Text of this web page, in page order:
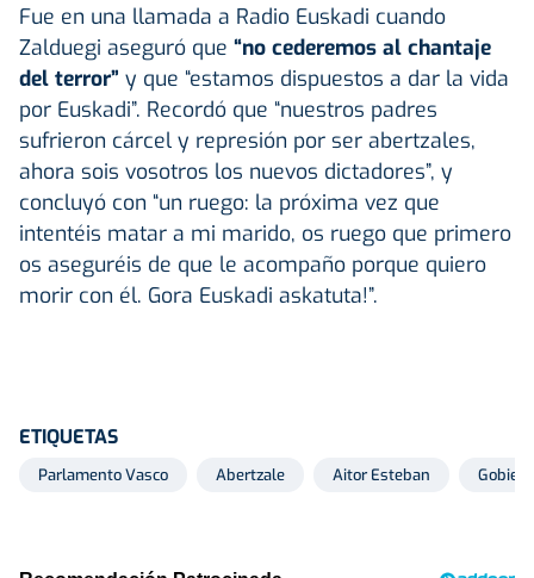
Fue en una llamada a Radio Euskadi cuando
Zalduegi aseguró que “no cederemos al chantaje
del terror” y que “estamos dispuestos a dar la vida
por Euskadi”. Recordó que “nuestros padres
sufrieron cárcel y represión por ser abertzales,
ahora sois vosotros los nuevos dictadores”, y
concluyó con “un ruego: la próxima vez que
intentéis matar a mi marido, os ruego que primero
os aseguréis de que le acompaño porque quiero
morir con él. Gora Euskadi askatuta!”.
ETIQUETAS
Parlamento Vasco Abertzale Aitor Esteban